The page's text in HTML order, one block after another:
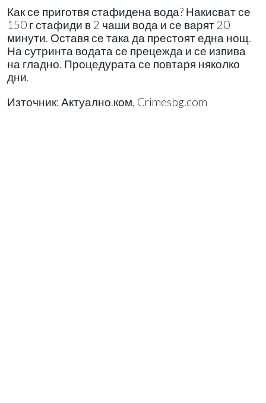
Как се приготвя стафидена вода? Накисват се
150 г стафиди в 2 чаши вода и се варят 20
минути. Оставя се така да престоят една нощ.
На сутринта водата се прецежда и се изпива
на гладно. Процедурата се повтаря няколко
дни.
Източник: Актуално.ком, Crimesbg.com